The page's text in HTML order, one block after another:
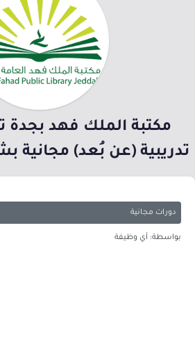
تدريبية (عن بُعد) مجانية
دورات مجانية
بواسطة: أي وظيفة